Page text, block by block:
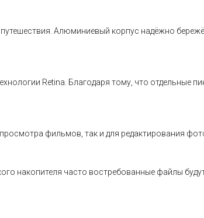
Алюминиевый корпус надёжно
Retina. Благодаря тому, что отдельные
фильмов, так и для редактирования
накопителя часто востребованные файлы